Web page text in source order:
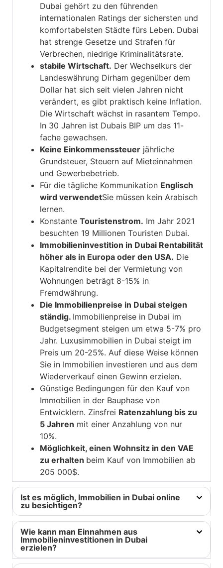
Dubai gehört zu den führenden
internationalen Ratings der sichersten und
komfortabelsten Städte fürs Leben. Dubai
hat strenge Gesetze und Strafen für
Verbrechen, niedrige Kriminalitätsrate.
stabile Wirtschaft. Der Wechselkurs der
Landeswährung Dirham gegenüber dem
Dollar hat sich seit vielen Jahren nicht
verändert, es gibt praktisch keine Inflation.
Die Wirtschaft wächst in rasantem Tempo.
In 30 Jahren ist Dubais BIP um das 11-
fache gewachsen.
Keine Einkommenssteuer jährliche
Grundsteuer, Steuern auf Mieteinnahmen
und Gewerbebetrieb.
Für die tägliche Kommunikation Englisch
wird verwendetSie müssen kein Arabisch
lernen.
Konstante Touristenstrom. Im Jahr 2021
besuchten 19 Millionen Touristen Dubai.
Immobilieninvestition in Dubai Rentabilität
höher als in Europa oder den USA. Die
Kapitalrendite bei der Vermietung von
Wohnungen beträgt 8-15% in
Fremdwährung.
Die Immobilienpreise in Dubai steigen
ständig. Immobilienpreise in Dubai im
Budgetsegment steigen um etwa 5-7% pro
Jahr. Luxusimmobilien in Dubai steigt im
Preis um 20-25%. Auf diese Weise können
Sie in Immobilien investieren und aus dem
Wiederverkauf einen Gewinn erzielen.
Günstige Bedingungen für den Kauf von
Immobilien in der Bauphase von
Entwicklern. Zinsfrei Ratenzahlung bis zu
5 Jahren mit einer Anzahlung von nur
10%.
Möglichkeit, einen Wohnsitz in den VAE
zu erhalten beim Kauf von Immobilien ab
205 000$.
Ist es möglich, Immobilien in Dubai online
zu besichtigen?
Wie kann man Einnahmen aus
Immobilieninvestitionen in Dubai
erzielen?